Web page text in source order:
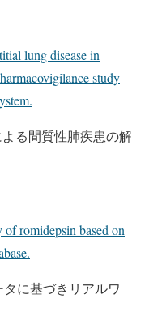
lung disease in
study
る間質性肺疾患の解
romidepsin based on
に基づきリアルワ